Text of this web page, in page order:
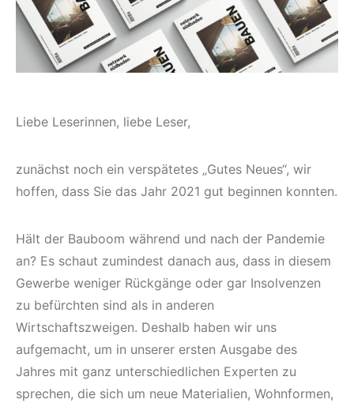
Liebe Leserinnen, liebe Leser,
zunächst noch ein verspätetes „Gutes Neues“, wir
hoffen, dass Sie das Jahr 2021 gut beginnen konnten.
Hält der Bauboom während und nach der Pandemie
an? Es schaut zumindest danach aus, dass in diesem
Gewerbe weniger Rückgänge oder gar Insolvenzen
zu befürchten sind als in anderen
Wirtschaftszweigen. Deshalb haben wir uns
aufgemacht, um in unserer ersten Ausgabe des
Jahres mit ganz unterschiedlichen Experten zu
sprechen, die sich um neue Materialien, Wohnformen,